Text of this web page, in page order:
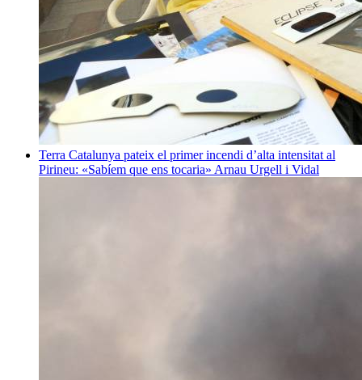
Terra Catalunya pateix el primer incendi d’alta intensitat al
Pirineu: «Sabíem que ens tocaria» Arnau Urgell i Vidal